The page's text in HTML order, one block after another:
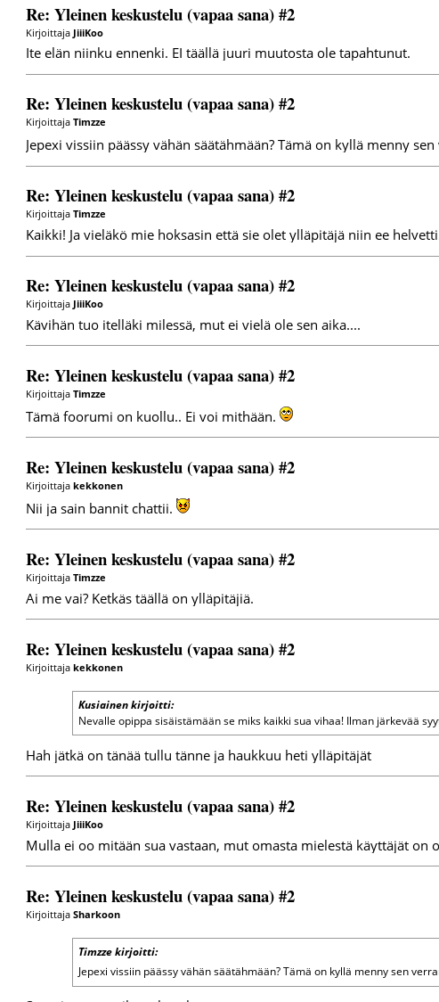
Re: Yleinen keskustelu (vapaa sana) #2
Kirjoittaja JiiiKoo
Ite elän niinku ennenki. EI täällä juuri muutosta ole tapahtunut.
Re: Yleinen keskustelu (vapaa sana) #2
KirjoittajaTimzze
Jepexi vissiin päässy vähän säätähmään? Tämä on kyllä menny
Re: Yleinen keskustelu (vapaa sana) #2
KirjoittajaTimzze
Kaikki! Ja vieläkö mie hoksasin että sie olet ylläpitäjä niin ee
Re: Yleinen keskustelu (vapaa sana) #2
Kirjoittaja JiiiKoo
Kävihän tuo itelläki milessä, mut ei vielä ole sen aika....
Re: Yleinen keskustelu (vapaa sana) #2
KirjoittajaTimzze
Tämä foorumi on kuollu.. Ei voi mithään.
Re: Yleinen keskustelu (vapaa sana) #2
Kirjoittajakekkonen
Nii ja sain bannit chattii.
Re: Yleinen keskustelu (vapaa sana) #2
KirjoittajaTimzze
Ai me vai? Ketkäs täällä on ylläpitäjiä.
Re: Yleinen keskustelu (vapaa sana) #2
Kirjoittajakekkonen
Kusiainen kirjoitti:
Nevalle opippa sisäistämään se miks kaikki sua vihaa! Ilman järkevää
Hah jätkä on tänää tullu tänne ja haukkuu heti ylläpitäjät
Re: Yleinen keskustelu (vapaa sana) #2
Kirjoittaja JiiiKoo
Mulla ei oo mitään sua vastaan, mut omasta mielestä käyttäjät on
Re: Yleinen keskustelu (vapaa sana) #2
KirjoittajaSharkoon
Timzze kirjoitti:
Jepexi vissiin päässy vähän säätähmään? Tämä on kyllä menny sen